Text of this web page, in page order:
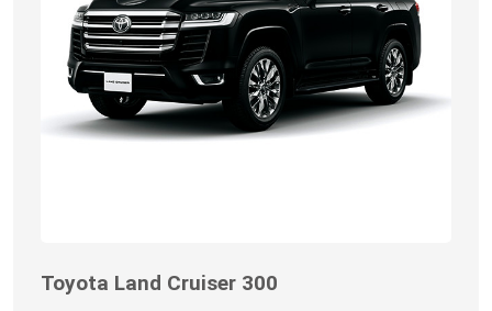
Toyota Land Cruiser 300